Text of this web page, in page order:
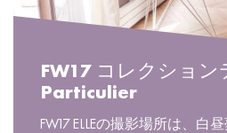
FW17 コレクション
Particulier
FW17 ELLEの撮影場所は、白